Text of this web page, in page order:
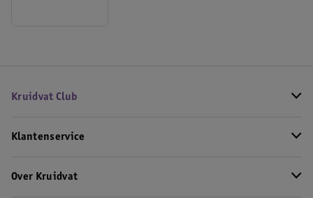
Kruidvat Club
Klantenservice
Over Kruidvat